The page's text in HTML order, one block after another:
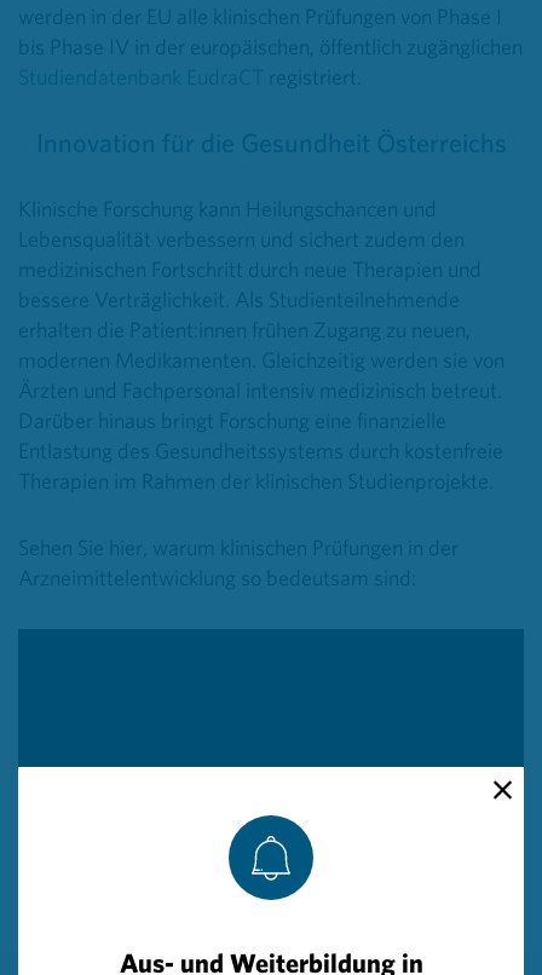
werden in der EU alle klinischen Prüfungen von Phase I
bis Phase IV in der europäischen, öffentlich zugänglichen
Studiendatenbank EudraCT registriert.
Innovation für die Gesundheit Österreichs
Klinische Forschung kann Heilungschancen und
Lebensqualität verbessern und sichert zudem den
medizinischen Fortschritt durch neue Therapien und
bessere Verträglichkeit. Als Studienteilnehmende
erhalten die Patient:innen frühen Zugang zu neuen,
modernen Medikamenten. Gleichzeitig werden sie von
Ärzten und Fachpersonal intensiv medizinisch betreut.
Darüber hinaus bringt Forschung eine finanzielle
Entlastung des Gesundheitssystems durch kostenfreie
Therapien im Rahmen der klinischen Studienprojekte.
Sehen Sie hier, warum klinischen Prüfungen in der
Arzneimittelentwicklung so bedeutsam sind:
Aus- und Weiterbildung in